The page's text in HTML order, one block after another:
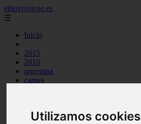
Utilizamos cookies
eltiovivorojo.es
☰
Inicio
2015
2016
argentina
carnes
mariscos